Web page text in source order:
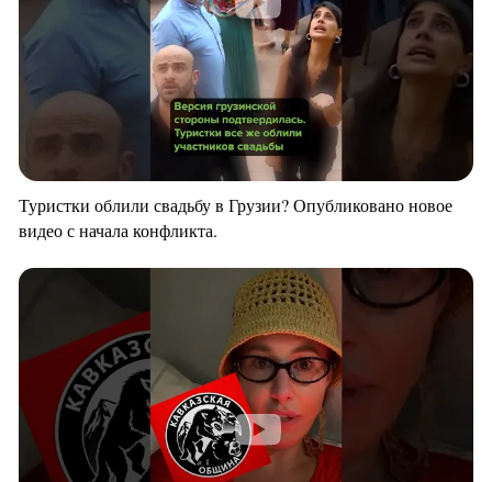
Туристки облили свадьбу в Грузии? Опубликовано новое
видео с начала конфликта.